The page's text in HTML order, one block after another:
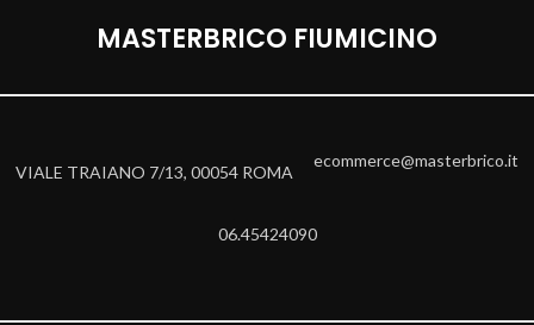
MASTERBRICO FIUMICINO
VIALE TRAIANO 7/13, 00054 ROMA
ecommerce@masterbrico.it
06.45424090